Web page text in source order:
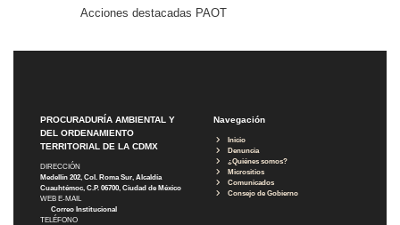
Acciones destacadas PAOT
PROCURADURÍA AMBIENTAL Y
DEL ORDENAMIENTO
TERRITORIAL DE LA CDMX
DIRECCIÓN
Medellín 202, Col. Roma Sur, Alcaldía
Cuauhtémoc, C.P. 06700, Ciudad de México
WEB E-MAIL
Correo Institucional
TELÉFONO
Navegación
Inicio
Denuncia
¿Quiénes somos?
Micrositios
Comunicados
Consejo de Gobierno